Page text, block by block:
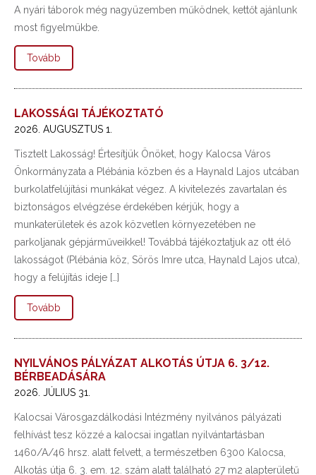
A nyári táborok még nagyüzemben működnek, kettőt ajánlunk
most figyelmükbe.
Tovább
LAKOSSÁGI TÁJÉKOZTATÓ
2026. AUGUSZTUS 1.
Tisztelt Lakosság! Értesítjük Önöket, hogy Kalocsa Város
Önkormányzata a Plébánia közben és a Haynald Lajos utcában
burkolatfelújítási munkákat végez. A kivitelezés zavartalan és
biztonságos elvégzése érdekében kérjük, hogy a
munkaterületek és azok közvetlen környezetében ne
parkoljanak gépjárműveikkel! Továbbá tájékoztatjuk az ott élő
lakosságot (Plébánia köz, Sörös Imre utca, Haynald Lajos utca),
hogy a felújítás ideje […]
Tovább
NYILVÁNOS PÁLYÁZAT ALKOTÁS ÚTJA 6. 3/12.
BÉRBEADÁSÁRA
2026. JÚLIUS 31.
Kalocsai Városgazdálkodási Intézmény nyilvános pályázati
felhívást tesz közzé a kalocsai ingatlan nyilvántartásban
1460/A/46 hrsz. alatt felvett, a természetben 6300 Kalocsa,
Alkotás útja 6. 3. em. 12. szám alatt található 27 m2 alapterületű